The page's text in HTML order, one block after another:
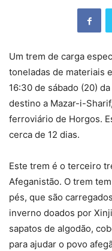
Um trem de carga
toneladas de materiais
16:30 de sábado (20)
destino a Mazar-i-
ferroviário de Horgos.
cerca de 12 dias.
Este trem é o terceiro
Afeganistão. O trem
pés, que são
inverno doados por
sapatos de algodão,
para ajudar o povo